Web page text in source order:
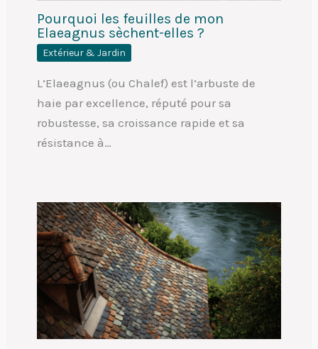
Pourquoi les feuilles de mon
Elaeagnus sèchent-elles ?
Extérieur & Jardin
L’Elaeagnus (ou Chalef) est l’arbuste de
haie par excellence, réputé pour sa
robustesse, sa croissance rapide et sa
résistance à…